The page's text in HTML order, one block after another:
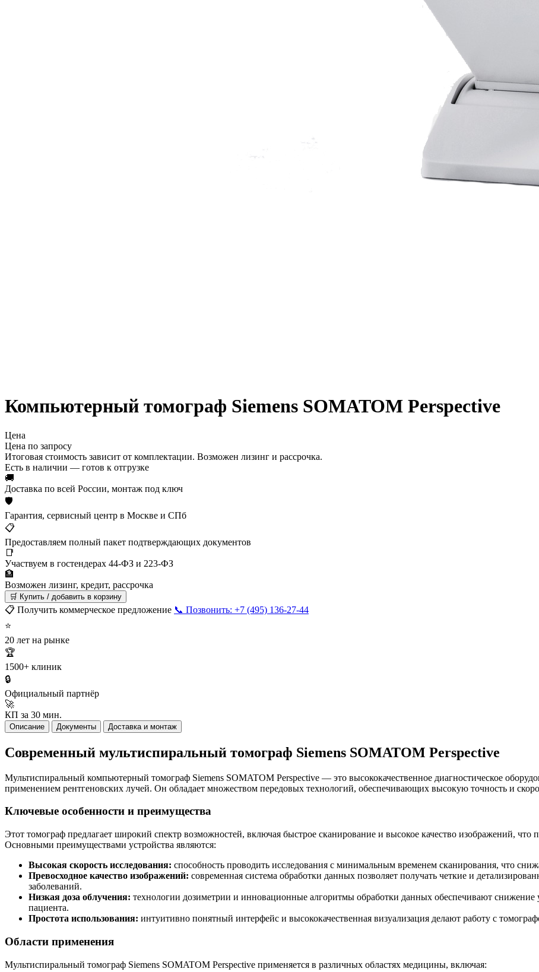
Компьютерный томограф Siemens SOMATOM Perspective
Цена
Цена по запросу
Итоговая стоимость зависит от комплектации. Возможен лизинг и рассрочка.
Есть в наличии — готов к отгрузке
🚚
Доставка по всей России, монтаж под ключ
🛡
Гарантия, сервисный центр в Москве и СПб
📋
Предоставляем полный пакет подтверждающих документов
📑
Участвуем в гостендерах 44-ФЗ и 223-ФЗ
🏦
Возможен лизинг, кредит, рассрочка
🛒 Купить / добавить в корзину
📋 Получить коммерческое предложение 📞 Позвонить: +7 (495) 136-27-44
⭐
20 лет на рынке
🏆
1500+ клиник
🔒
Официальный партнёр
🚀
КП за 30 мин.
Описание Документы Доставка и монтаж
Современный мультиспиральный томограф Siemens SOMATOM Perspective
Мультиспиральный компьютерный томограф Siemens SOMATOM Perspective — это высококачественное диагностическое
применением рентгеновских лучей. Он обладает множеством передовых технологий, обеспечивающих высокую точность и
Ключевые особенности и преимущества
Этот томограф предлагает широкий спектр возможностей, включая быстрое сканирование и высокое качество изображений, что
Основными преимуществами устройства являются:
Высокая скорость исследования: способность проводить исследования с минимальным временем сканирования, что
Превосходное качество изображений: современная система обработки данных позволяет получать четкие и
заболеваний.
Низкая доза облучения: технологии дозиметрии и инновационные алгоритмы обработки данных обеспечивают снижение
пациента.
Простота использования: интуитивно понятный интерфейс и высококачественная визуализация делают работу с
Области применения
Мультиспиральный томограф Siemens SOMATOM Perspective применяется в различных областях медицины, включая: